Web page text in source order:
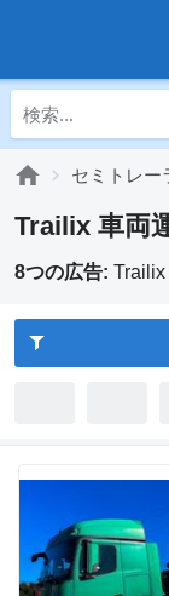
セミトレー
Trailix 車両
8つの広告: Trailix